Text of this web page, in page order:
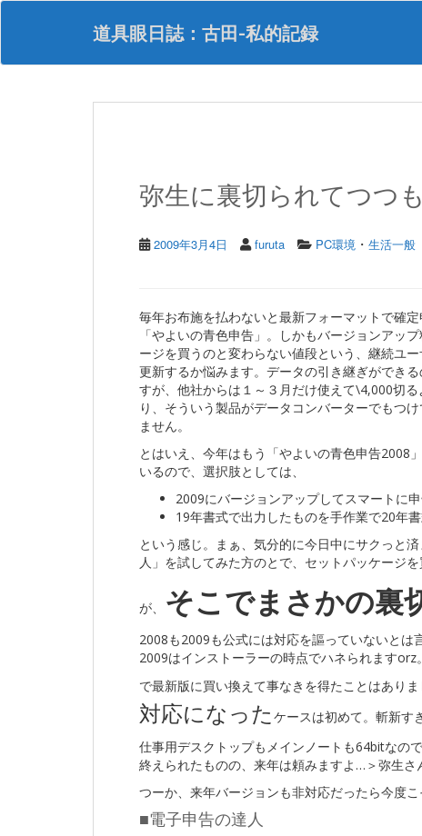
S
p
道具眼日誌：古田-私的記録
弥生に裏切られてつつ
2009年3月4日 furuta PC環境 ・ 生活一般
毎年お布施を払わないと最新フォーマットで確
「やよいの青色申告」。しかもバージョンアッ
ージを買うのと変わらない値段という、継続ユ
更新するか悩みます。データの引き継ぎができ
すが、他社からは１～３月だけ使えて\4,000切
り、そういう製品がデータコンバーターでもつ
ません。
とはいえ、今年はもう「やよいの青色申告2008
いるので、選択肢としては、
2009にバージョンアップしてスマートに
19年書式で出力したものを手作業で20年
という感じ。まぁ、気分的に今日中にサクっと
人」を試してみた方のとで、セットパッケージを
が、 そこでまさかの裏
2008も2009も公式には対応を謳っていないとは
2009はインストーラーの時点でハネられます
で最新版に買い換えて事なきを得たことはありま
対応になった ケースは初めて。斬新す
仕事用デスクトップもメインノートも64bitなの
終えられたものの、来年は頼みますよ…＞弥生さ
つーか、来年バージョンも非対応だったら今度
■電子申告の達人